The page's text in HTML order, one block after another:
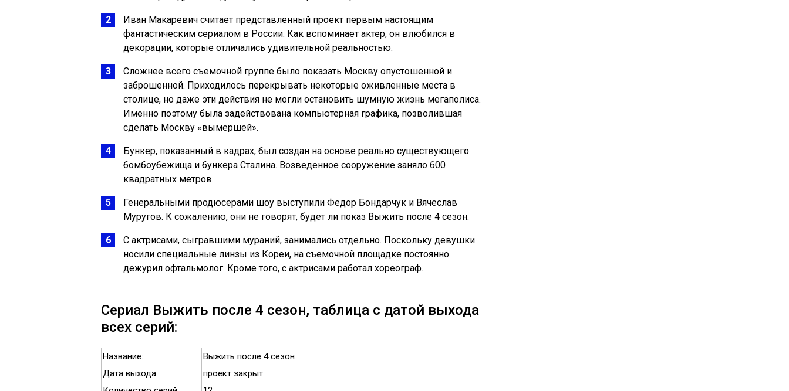
Иван Макаревич считает представленный проект первым настоящим
фантастическим сериалом в России. Как вспоминает актер, он влюбился в
декорации, которые отличались удивительной реальностью.
Сложнее всего съемочной группе было показать Москву опустошенной и
заброшенной. Приходилось перекрывать некоторые оживленные места в
столице, но даже эти действия не могли остановить шумную жизнь мегаполиса.
Именно поэтому была задействована компьютерная графика, позволившая
сделать Москву «вымершей».
Бункер, показанный в кадрах, был создан на основе реально существующего
бомбоубежища и бункера Сталина. Возведенное сооружение заняло 600
квадратных метров.
Генеральными продюсерами шоу выступили Федор Бондарчук и Вячеслав
Муругов. К сожалению, они не говорят, будет ли показ Выжить после 4 сезон.
С актрисами, сыгравшими мураний, занимались отдельно. Поскольку девушки
носили специальные линзы из Кореи, на съемочной площадке постоянно
дежурил офтальмолог. Кроме того, с актрисами работал хореограф.
Сериал Выжить после 4 сезон, таблица с датой выхода
всех серий:
Название:
Выжить после 4 сезон
Дата выхода:
проект закрыт